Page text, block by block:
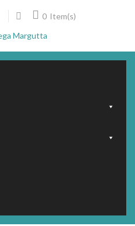
0 Item(s)